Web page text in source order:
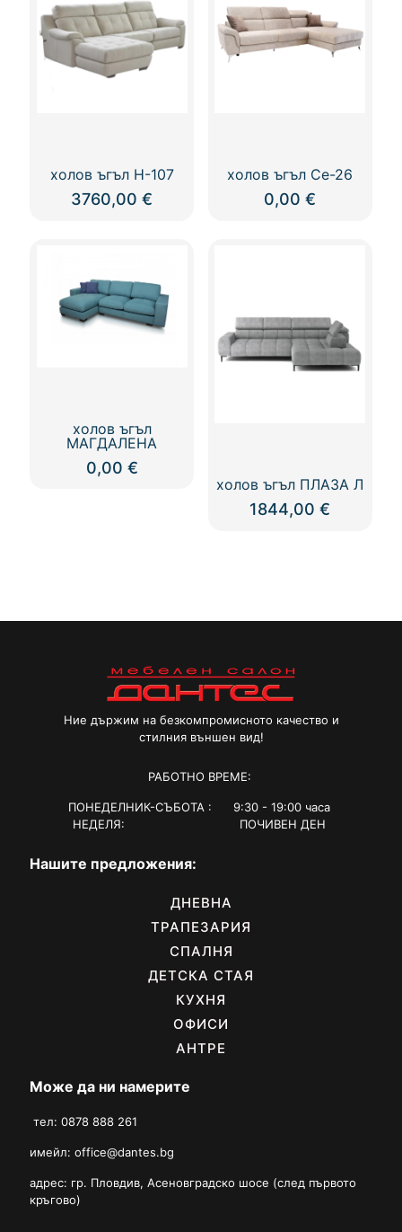
холов ъгъл H-107
3760,00€
холов ъгъл Ce-26
0,00€
холов ъгъл
МАГДАЛЕНА
0,00 €
холов ъгъл ПЛАЗА Л
1844,00€
Ние държим на безкомпромисното качество и
стилния външен вид!
РАБОТНО ВРЕМЕ:
ПОНЕДЕЛНИК-СЪБОТА : 9:30 - 19:00 часа
НЕДЕЛЯ: ПОЧИВЕН ДЕН
Нашите предложения:
ДНЕВНА
ТРАПЕЗАРИЯ
СПАЛНЯ
ДЕТСКА СТАЯ
КУХНЯ
ОФИСИ
АНТРЕ
Може да ни намерите
тел: 0878 888 261
имейл: office@dantes.bg
адрес: гр. Пловдив, Асеновградско шосе (след първото
кръгово)